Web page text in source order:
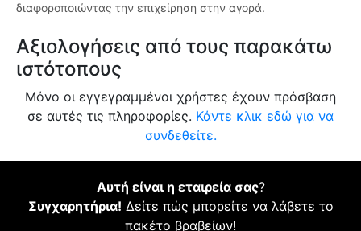
διαφοροποιώντας την επιχείρηση στην αγορά.
Αξιολογήσεις από τους παρακάτω
ιστότοπους
Μόνο οι εγγεγραμμένοι χρήστες έχουν πρόσβαση
σε αυτές τις πληροφορίες. Κάντε κλικ εδώ για να
συνδεθείτε.
Αυτή είναι η εταιρεία σας?
Συγχαρητήρια! Δείτε πώς μπορείτε να λάβετε το
πακέτο βραβείων!